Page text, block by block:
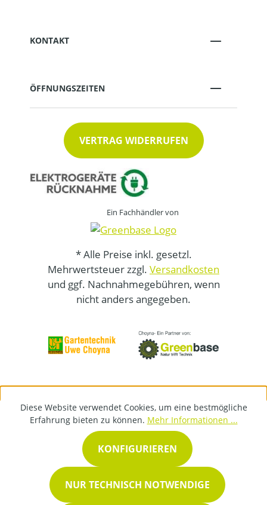
KONTAKT
ÖFFNUNGSZEITEN
VERTRAG WIDERRUFEN
Ein Fachhändler von
* Alle Preise inkl. gesetzl.
Mehrwertsteuer zzgl. Versandkosten
und ggf. Nachnahmegebühren, wenn
nicht anders angegeben.
Diese Website verwendet Cookies, um eine bestmögliche
Erfahrung bieten zu können. Mehr Informationen ...
NUR TECHNISCH NOTWENDIGE
KONFIGURIEREN